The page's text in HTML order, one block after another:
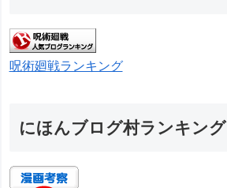
呪術廻戦ランキング
にほんブログ村ランキング